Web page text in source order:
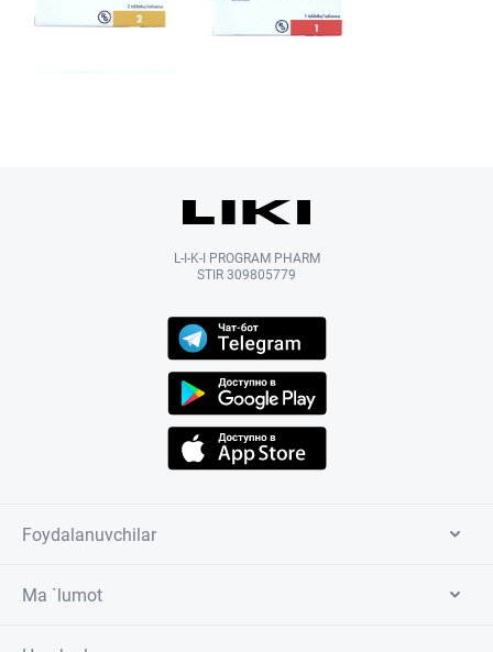
L-I-K-I PROGRAM PHARM
STIR 309805779
Foydalanuvchilar
Ma `lumot